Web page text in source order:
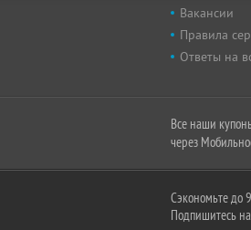
Вакансии
Правила
Ответы на
Все наши
через
Сэкономьте до
Подпишитесь